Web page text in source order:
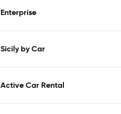
Enterprise
Sicily by Car
Active Car Rental